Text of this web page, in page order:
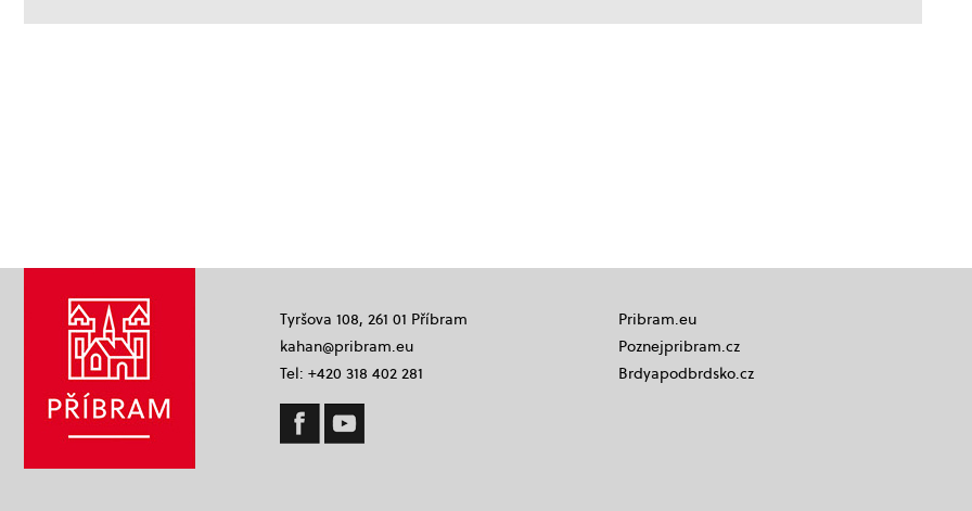
Tyršova 108, 261 01 Příbram
kahan@pribram.eu
Tel: +420 318 402 281
Pribram.eu
Poznejpribram.cz
Brdyapodbrdsko.cz